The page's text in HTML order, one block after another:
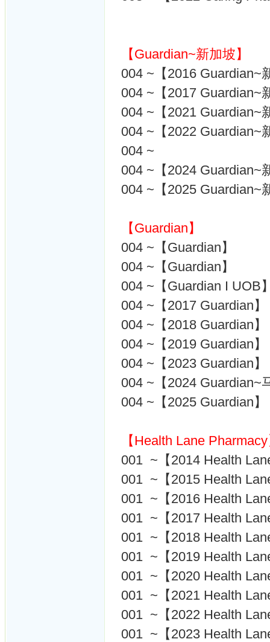
【Guardian~新加坡】
004 ~【2016 Guardian~
004 ~【2017 Guardian~
004 ~【2021 Guardian~
004 ~【2022 Guardian~
004 ~
004 ~【2024 Guardian~
004 ~【2025 Guardian~
【Guardian】
004 ~【Guardian】
004 ~【Guardian】
004 ~【Guardian I UOB
004 ~【2017 Guardian】
004 ~【2018 Guardian】
004 ~【2019 Guardian】
004 ~【2023 Guardian】
004 ~【2024 Guardian~
004 ~【2025 Guardian】
【Health Lane
001 ~【2014 Health
001 ~【2015 Health
001 ~【2016 Health
001 ~【2017 Health
001 ~【2018 Health
001 ~【2019 Health
001 ~【2020 Health
001 ~【2021 Health
001 ~【2022 Health
001 ~【2023 Health